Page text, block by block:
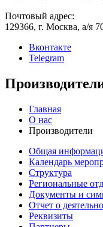
Почтовый адрес:
129366, г. Москва, а/я
Вконтакте
Telegram
Главная
О нас
Производители
Общая
Календарь
Структура
Региональные
Документы и
Отчет о
Реквизиты